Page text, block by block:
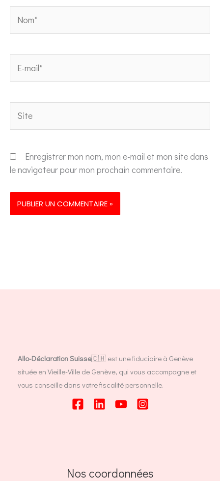
mail*
Enregistrer mon nom, mon e-mail et mon site dans
le navigateur pour mon prochain commentaire.
Allo-Déclaration Suisse🇨🇭 est une fiduciaire à Genève
située en Vieille-Ville de Genève, qui vous accompagne et
vous conseille dans votre fiscalité personnelle.
Nos coordonnées